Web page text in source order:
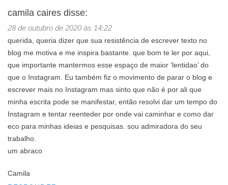
camila caires disse:
28 de outubro de 2020 às 14:22
querida, queria dizer que sua resistência de escrever texto no
blog me motiva e me inspira bastante. que bom te ler por aqui,
que importante mantermos esse espaço de maior ‘lentidao’ do
que o Instagram. Eu também fiz o movimento de parar o blog e
escrever mais no Instagram mas sinto que não é por ali que
minha escrita pode se manifestar, então resolvi dar um tempo do
Instagram e tentar reenteder por onde vai caminhar e como dar
eco para minhas ideias e pesquisas. sou admiradora do seu
trabalho.
um abraco
Camila